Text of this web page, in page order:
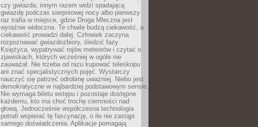
czy gwiazda, innym razem widzi spadającą
gwiazdę podczas sierpniowej nocy albo pierwszy
raz trafia w miejsce, gdzie Droga Mleczna jest
wyraźnie widoczna. Te chwile budzą ciekawość, a
ciekawość prowadzi dalej. Człowiek zaczyna
rozpoznawać gwiazdozbiory, śledzić fazy
Księżyca, wypatrywać rojów meteorów i czytać o
zjawiskach, których wcześniej w ogóle nie
zauważał. Nie trzeba od razu kupować teleskopu
ani znać specjalistycznych pojęć. Wystarczy
nauczyć się patrzeć odrobinę uważniej. Niebo jest
demokratyczne w najbardziej podstawowym sensie.
Nie wymaga biletu wstępu i pozostaje dostępne
każdemu, kto ma choć trochę ciemności nad
głową. Jednocześnie współczesna technologia
potrafi wspierać tę fascynację, o ile nie zastąpi
samego doświadczenia. Aplikacje pomagają